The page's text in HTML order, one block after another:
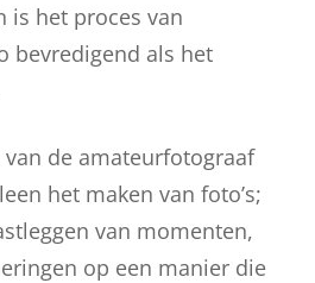
is het proces van
bevredigend als het
de amateurfotograaf
het maken van foto’s;
van momenten,
op een manier die